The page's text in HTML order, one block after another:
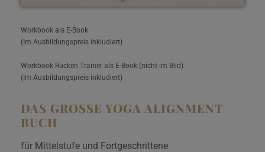
Workbook als E-Book
(Im Ausbildungspreis inkludiert)
Workbook Rücken Trainer als E-Book (nicht im Bild)
(Im Ausbildungspreis inkludiert)
DAS GROSSE YOGA ALIGNMENT B
UCH
für Mittelstufe und Fortgeschrittene